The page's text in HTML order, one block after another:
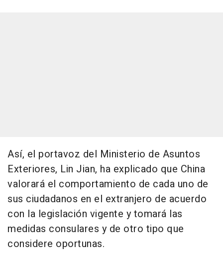
Así, el portavoz del Ministerio de Asuntos
Exteriores, Lin Jian, ha explicado que China
valorará el comportamiento de cada uno de
sus ciudadanos en el extranjero de acuerdo
con la legislación vigente y tomará las
medidas consulares y de otro tipo que
considere oportunas.